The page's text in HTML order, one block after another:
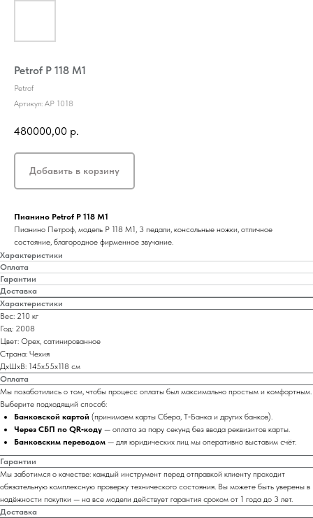
Petrof P 118 М1
Petrof
Артикул: AP 1018
480000,00 р.
Добавить в корзину
Пианино Petrof P 118 М1
Пианино Петроф, модель P 118 М1, 3 педали, консольные ножки, отличное
состояние, благородное фирменное звучание.
Характеристики
Оплата
Гарантии
Доставка
Характеристики
Вес: 210 кг
Год: 2008
Цвет: Орех, сатинированное
Страна: Чехия
ДхШхВ: 145x55х118 см
Оплата
Мы позаботились о том, чтобы процесс оплаты был максимально простым и комфортным.
Выберите подходящий способ:
Банковской картой (принимаем карты Сбера, Т‑Банка и других банков).
Через СБП по QR‑коду — оплата за пару секунд без ввода реквизитов карты.
Банковским переводом — для юридических лиц мы оперативно выставим счёт.
Гарантии
Мы заботимся о качестве: каждый инструмент перед отправкой клиенту проходит
обязательную комплексную проверку технического состояния. Вы можете быть уверены в
надёжности покупки — на все модели действует гарантия сроком от 1 года до 3 лет.
Доставка